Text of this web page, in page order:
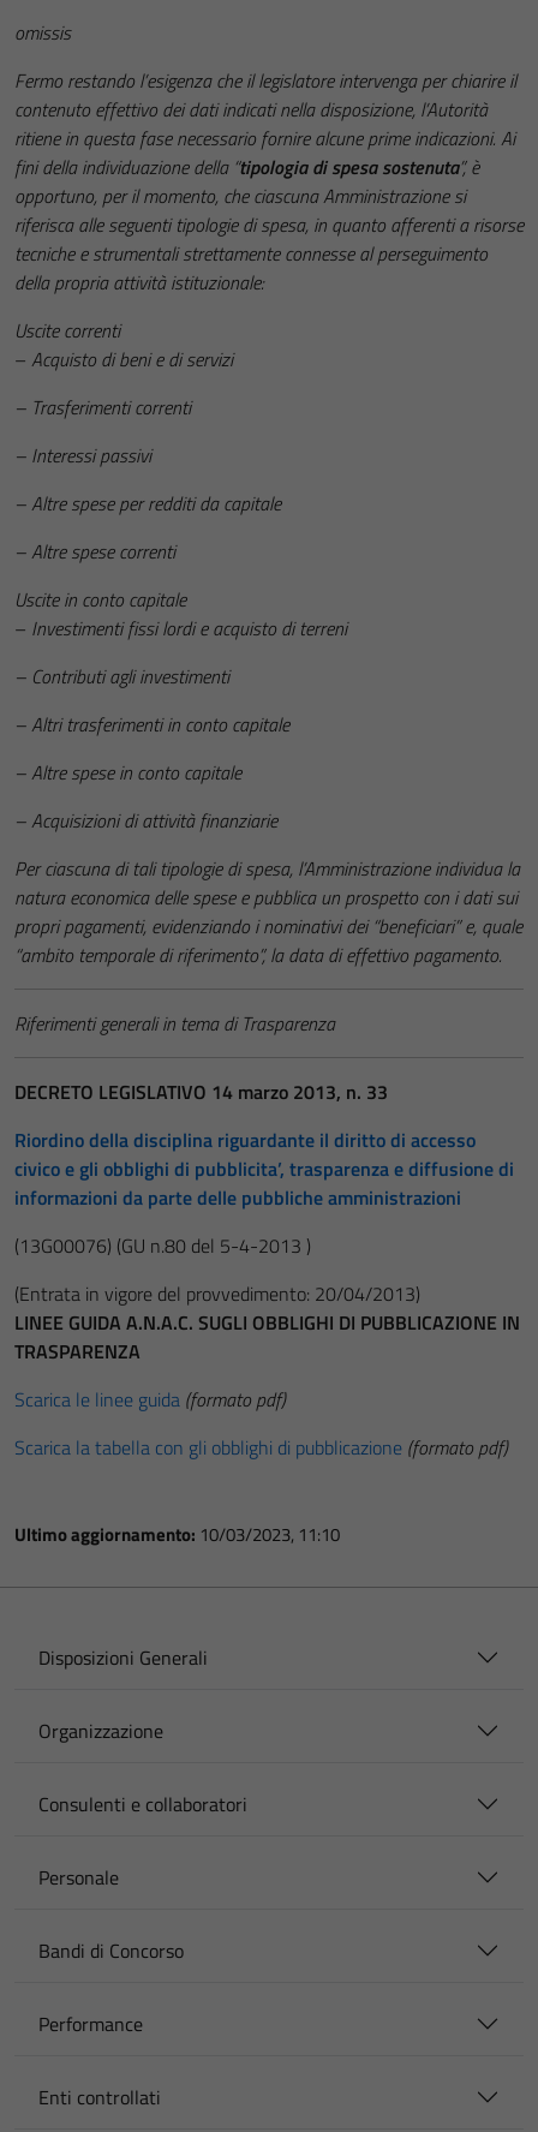
omissis
Fermo restando l’esigenza che il legislatore intervenga per chiarire il
contenuto effettivo dei dati indicati nella disposizione, l’Autorità
ritiene in questa fase necessario fornire alcune prime indicazioni. Ai
fini della individuazione della “tipologia di spesa sostenuta”, è
opportuno, per il momento, che ciascuna Amministrazione si
riferisca alle seguenti tipologie di spesa, in quanto afferenti a risorse
tecniche e strumentali strettamente connesse al perseguimento
della propria attività istituzionale:
Uscite correnti
– Acquisto di beni e di servizi
– Trasferimenti correnti
– Interessi passivi
– Altre spese per redditi da capitale
– Altre spese correnti
Uscite in conto capitale
– Investimenti fissi lordi e acquisto di terreni
– Contributi agli investimenti
– Altri trasferimenti in conto capitale
– Altre spese in conto capitale
– Acquisizioni di attività finanziarie
Per ciascuna di tali tipologie di spesa, l’Amministrazione individua la
natura economica delle spese e pubblica un prospetto con i dati sui
propri pagamenti, evidenziando i nominativi dei “beneficiari” e, quale
“ambito temporale di riferimento”, la data di effettivo pagamento.
Riferimenti generali in tema di Trasparenza
DECRETO LEGISLATIVO 14 marzo 2013, n. 33
Riordino della disciplina riguardante il diritto di accesso
civico e gli obblighi di pubblicita’, trasparenza e diffusione di
informazioni da parte delle pubbliche amministrazioni
(13G00076) (GU n.80 del 5-4-2013 )
(Entrata in vigore del provvedimento: 20/04/2013)
LINEE GUIDA A.N.A.C. SUGLI OBBLIGHI DI PUBBLICAZIONE IN
TRASPARENZA
Scarica le linee guida (formato pdf)
Scarica la tabella con gli obblighi di pubblicazione (formato pdf)
Ultimo aggiornamento: 10/03/2023, 11:10
Disposizioni Generali
Organizzazione
Consulenti e collaboratori
Personale
Bandi di Concorso
Performance
Enti controllati